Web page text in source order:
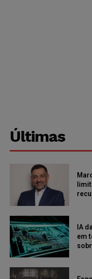
Últimas
IA
em